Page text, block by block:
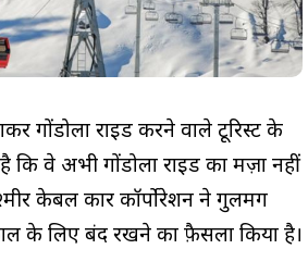
गोंडोला राइड करने वाले टूरिस्ट के
वे अभी गोंडोला राइड का मज़ा नहीं
केबल कार कॉर्पोरेशन ने गुलमर्ग
के लिए बंद रखने का फ़ैसला किया है।